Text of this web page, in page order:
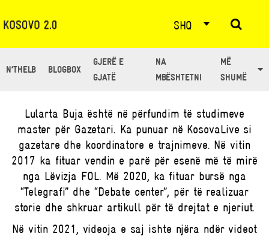
SHQ
N’THELB BLOGBOX
GJERË E
GJATË
NA
MBËSHTETNI
MË
SHUMË
TË GJITHË ARTIKUJT NGA: LULARTA BUJA
Lularta Buja është në përfundim të studimeve
master për Gazetari. Ka punuar në KosovaLive si
gazetare dhe koordinatore e trajnimeve. Në vitin
2017 ka fituar vendin e parë për esenë më të mirë
nga Lëvizja FOL. Më 2020, ka fituar bursë nga
“Telegrafi” dhe “Debate center”, për të realizuar
storie dhe shkruar artikull për të drejtat e njeriut.
Në vitin 2021, videoja e saj ishte njëra ndër videot